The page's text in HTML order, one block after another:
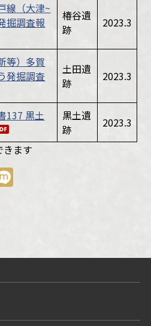
線（大津~
掘調査報
椿谷遺
跡
2023.3
等）多賀
発掘調査
土田遺
跡
2023.3
137 黒土
黒土遺
跡
2023.3
ます